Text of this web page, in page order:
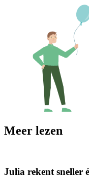
Meer lezen
Julia rekent sneller